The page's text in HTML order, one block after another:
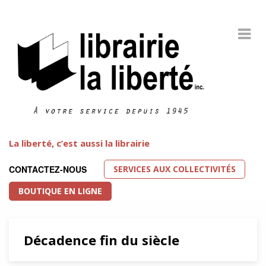
La liberté, c’est aussi la librairie
CONTACTEZ-NOUS
SERVICES AUX COLLECTIVITÉS
BOUTIQUE EN LIGNE
Décadence fin du siècle